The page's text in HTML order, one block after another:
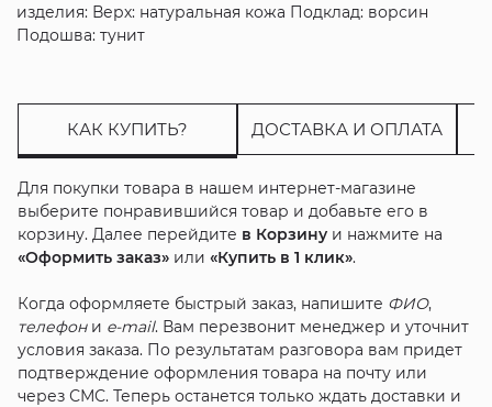
изделия: Верх: натуральная кожа Подклад: ворсин
Подошва: тунит
КАК КУПИТЬ? ДОСТАВКА И ОПЛАТА
Для покупки товара в нашем интернет-магазине
выберите понравившийся товар и добавьте его в
корзину. Далее перейдите в Корзинуи нажмите на
«Оформить заказ»или «Купить в 1 клик».
Когда оформляете быстрый заказ, напишите ФИО,
телефони e-mail. Вам перезвонит менеджер и уточнит
условия заказа. По результатам разговора вам придет
подтверждение оформления товара на почту или
через СМС. Теперь останется только ждать доставки и